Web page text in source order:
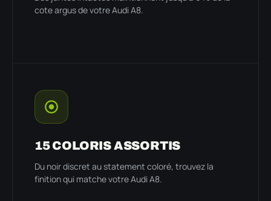
cote argus de votre Audi A8.
15 COLORIS ASSORTIS
Du noir discret au statement coloré, trouvez la
finition qui matche votre Audi A8.